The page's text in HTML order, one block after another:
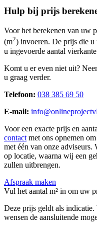
Hulp bij prijs
Voor het berekenen van uw
(m2) invoeren. De prijs die u
u ingevoerde aantal
Komt u er even niet uit?
u graag verder.
Telefoon: 038 385 69 50
E-mail:
Voor een exacte prijs en
contact met ons opnemen
met één van onze
op locatie, waarna wij een
zullen uitbrengen.
Afspraak maken
Vul het aantal m² in om uw
Deze prijs geldt als
wensen de aansluitende